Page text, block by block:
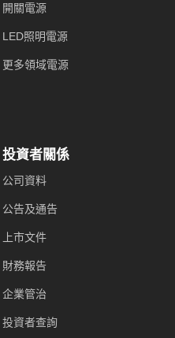
開關電源
LED照明電源
更多領域電源
投資者關係
公司資料
公告及通告
上市文件
財務報告
企業管治
投資者查詢